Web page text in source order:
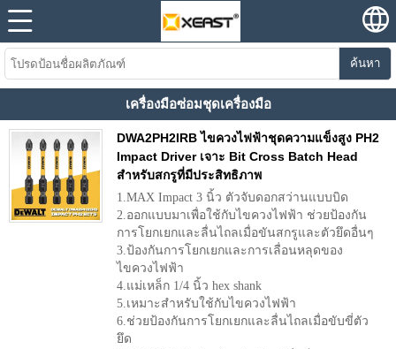
ค้นหา
เครื่องมือซ่อมชุดเครื่องมือ
DWA2PH2IRB ไขควงไฟฟ้าชุดความแข็งสูง PH2
Impact Driver เจาะ Bit Cross Batch Head
สำหรับสกรูที่มีประสิทธิภาพ
1.MAX Impact 3 นิ้ว ตัวจับดอกสว่านแบบบิด
2.ออกแบบมาเพื่อใช้กับไขควงไฟฟ้า ช่วยป้องกัน
การโยกเยกและลื่นไถลเมื่อขันสกรูและตัวยึดอื่นๆ
3.ป้องกันการโยกเยกและการเลื่อนหลุดของ
ไขควงไฟฟ้า
4.แม่เหล็ก 1/4 นิ้ว hex shank
5.เหมาะสำหรับใช้กับไขควงไฟฟ้า
6.ช่วยป้องกันการโยกเยกและลื่นไถลเมื่อขับขี่ตัว
ยึด